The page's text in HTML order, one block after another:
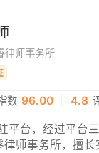
律师事务所
数 96.00 4.8
平台，经过平台
师事务所，擅长